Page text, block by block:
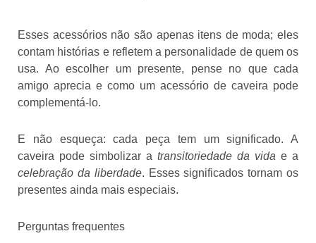
Esses acessórios não são apenas itens de moda; eles
contam histórias e refletem a personalidade de quem os
usa. Ao escolher um presente, pense no que cada
amigo aprecia e como um acessório de caveira pode
complementá-lo.
E não esqueça: cada peça tem um significado. A
caveira pode simbolizar a transitoriedade da vida e a
celebração da liberdade. Esses significados tornam os
presentes ainda mais especiais.
Perguntas frequentes